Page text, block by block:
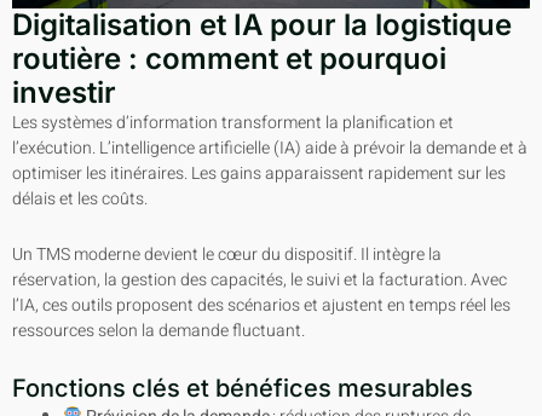
Digitalisation et IA pour la logistique
routière : comment et pourquoi
investir
Les systèmes d’information transforment la planification et
l’exécution. L’intelligence artificielle (IA) aide à prévoir la demande et à
optimiser les itinéraires. Les gains apparaissent rapidement sur les
délais et les coûts.
Un TMS moderne devient le cœur du dispositif. Il intègre la
réservation, la gestion des capacités, le suivi et la facturation. Avec
l’IA, ces outils proposent des scénarios et ajustent en temps réel les
ressources selon la demande fluctuant.
Fonctions clés et bénéfices mesurables